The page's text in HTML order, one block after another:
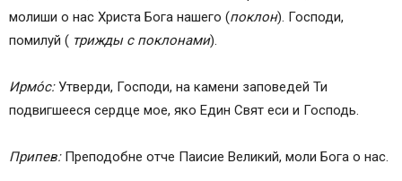
молиши о нас Христа Бога нашего (поклон). Господи,
помилуй ( трижды с поклонами).
Ирмо́с:Утверди, Господи, на камени заповедей Ти
подвигшееся сердце мое, яко Един Свят еси и Господь.
Припев:Преподобне отче Паисие Великий, моли Бога о нас.